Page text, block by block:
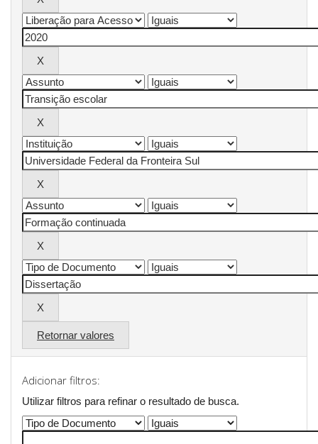
Retornar valores
Adicionar filtros:
Utilizar filtros para refinar o resultado de busca.